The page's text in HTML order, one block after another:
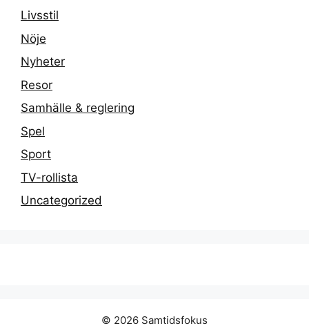
Livsstil
Nöje
Nyheter
Resor
Samhälle & reglering
Spel
Sport
TV-rollista
Uncategorized
© 2026 Samtidsfokus